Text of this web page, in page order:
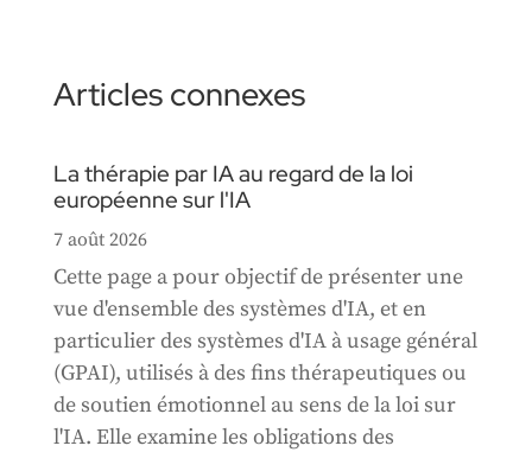
Articles connexes
La thérapie par IA au regard de la loi
européenne sur l'IA
7 août 2026
Cette page a pour objectif de présenter une
vue d'ensemble des systèmes d'IA, et en
particulier des systèmes d'IA à usage général
(GPAI), utilisés à des fins thérapeutiques ou
de soutien émotionnel au sens de la loi sur
l'IA. Elle examine les obligations des